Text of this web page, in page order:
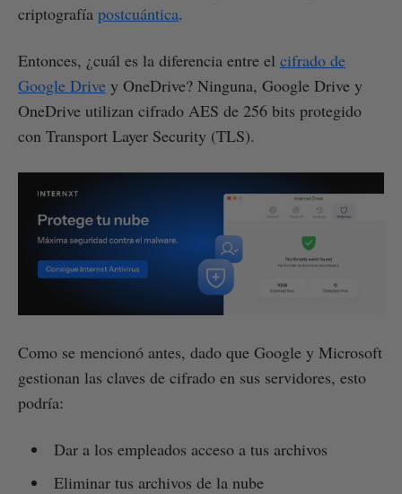
criptografía postcuántica.
Entonces, ¿cuál es la diferencia entre el cifrado de
Google Drive y OneDrive? Ninguna, Google Drive y
OneDrive utilizan cifrado AES de 256 bits protegido
con Transport Layer Security (TLS).
Como se mencionó antes, dado que Google y Microsoft
gestionan las claves de cifrado en sus servidores, esto
podría:
Dar a los empleados acceso a tus archivos
Eliminar tus archivos de la nube